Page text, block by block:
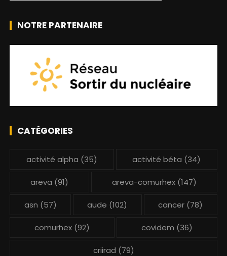
NOTRE PARTENAIRE
CATÉGORIES
activité alpha (35) activité béta (34)
areva (91) areva-comurhex(147)
asn (57) aude (102) cancer (78)
comurhex (92) covidem (36)
criirad (79)